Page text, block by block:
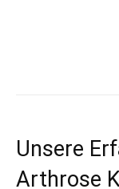
Unsere
Arthrose